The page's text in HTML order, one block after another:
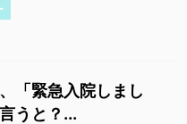
「緊急入院しまし
うと？...